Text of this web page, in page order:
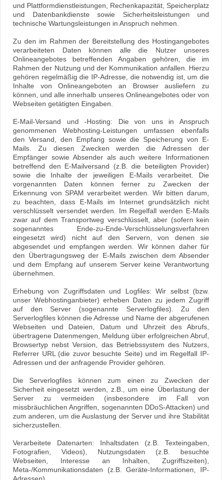
und Plattformdienstleistungen, Rechenkapazität, Speicherplatz
und Datenbankdienste sowie Sicherheitsleistungen und
technische Wartungsleistungen in Anspruch nehmen.
Zu den im Rahmen der Bereitstellung des Hostingangebotes
verarbeiteten Daten können alle die Nutzer unseres
Onlineangebotes betreffenden Angaben gehören, die im
Rahmen der Nutzung und der Kommunikation anfallen. Hierzu
gehören regelmäßig die IP-Adresse, die notwendig ist, um die
Inhalte von Onlineangeboten an Browser ausliefern zu
können, und alle innerhalb unseres Onlineangebotes oder von
Webseiten getätigten Eingaben.
E-Mail-Versand und -Hosting: Die von uns in Anspruch
genommenen Webhosting-Leistungen umfassen ebenfalls
den Versand, den Empfang sowie die Speicherung von E-
Mails. Zu diesen Zwecken werden die Adressen der
Empfänger sowie Absender als auch weitere Informationen
betreffend den E-Mailversand (z.B. die beteiligten Provider)
sowie die Inhalte der jeweiligen E-Mails verarbeitet. Die
vorgenannten Daten können ferner zu Zwecken der
Erkennung von SPAM verarbeitet werden. Wir bitten darum,
zu beachten, dass E-Mails im Internet grundsätzlich nicht
verschlüsselt versendet werden. Im Regelfall werden E-Mails
zwar auf dem Transportweg verschlüsselt, aber (sofern kein
sogenanntes Ende-zu-Ende-Verschlüsselungsverfahren
eingesetzt wird) nicht auf den Servern, von denen sie
abgesendet und empfangen werden. Wir können daher für
den Übertragungsweg der E-Mails zwischen dem Absender
und dem Empfang auf unserem Server keine Verantwortung
übernehmen.
Erhebung von Zugriffsdaten und Logfiles: Wir selbst (bzw.
unser Webhostinganbieter) erheben Daten zu jedem Zugriff
auf den Server (sogenannte Serverlogfiles). Zu den
Serverlogfiles können die Adresse und Name der abgerufenen
Webseiten und Dateien, Datum und Uhrzeit des Abrufs,
übertragene Datenmengen, Meldung über erfolgreichen Abruf,
Browsertyp nebst Version, das Betriebssystem des Nutzers,
Referrer URL (die zuvor besuchte Seite) und im Regelfall IP-
Adressen und der anfragende Provider gehören.
Die Serverlogfiles können zum einen zu Zwecken der
Sicherheit eingesetzt werden, z.B., um eine Überlastung der
Server zu vermeiden (insbesondere im Fall von
missbräuchlichen Angriffen, sogenannten DDoS-Attacken) und
zum anderen, um die Auslastung der Server und ihre Stabilität
sicherzustellen.
Verarbeitete Datenarten: Inhaltsdaten (z.B. Texteingaben,
Fotografien, Videos), Nutzungsdaten (z.B. besuchte
Webseiten, Interesse an Inhalten, Zugriffszeiten),
Meta-/Kommunikationsdaten (z.B. Geräte-Informationen, IP-